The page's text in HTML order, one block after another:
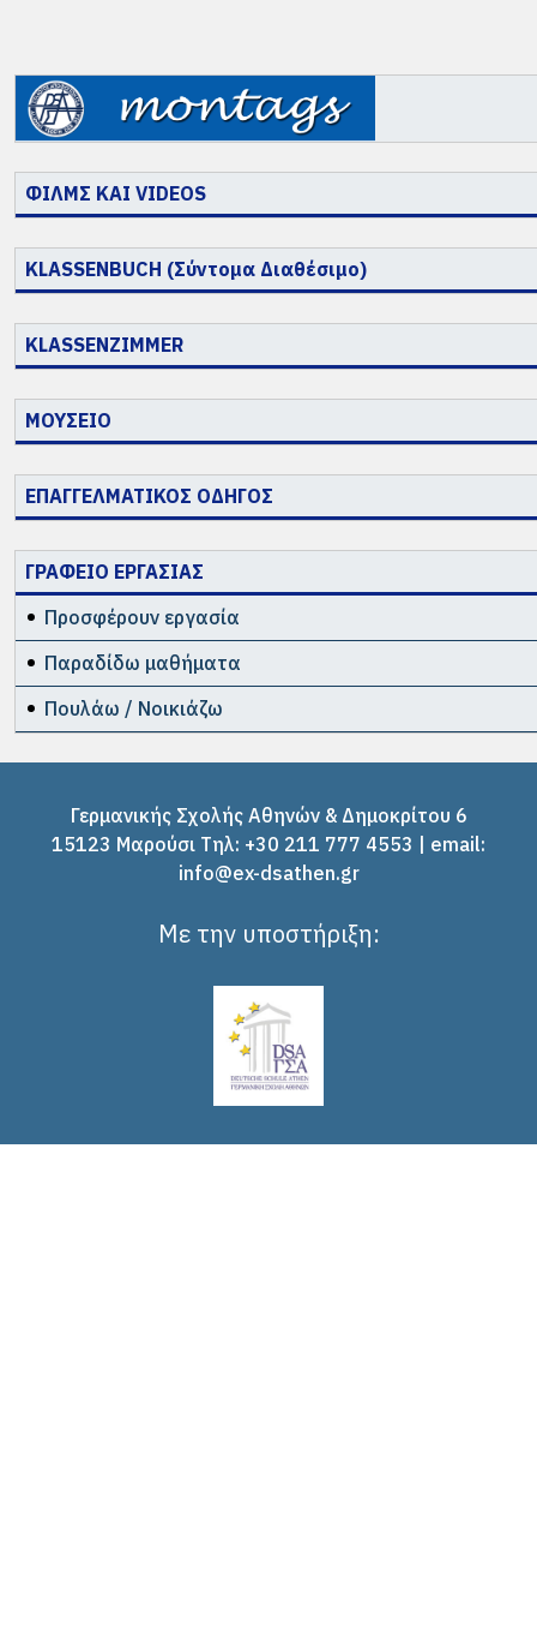
ΦΙΛΜΣ ΚΑΙ VIDEOS
KLASSENBUCH (Σύντομα Διαθέσιμο)
KLASSENZIMMER
ΜΟΥΣΕΙΟ
ΕΠΑΓΓΕΛΜΑΤΙΚΟΣ ΟΔΗΓΟΣ
ΓΡΑΦΕΙΟ ΕΡΓΑΣΙΑΣ
Προσφέρουν εργασία
Παραδίδω μαθήματα
Πουλάω / Νοικιάζω
Γερμανικής Σχολής Αθηνών & Δημοκρίτου 6
15123 Μαρούσι Tηλ: +30 211 777 4553 | email:
info@ex-dsathen.gr
Με την υποστήριξη: